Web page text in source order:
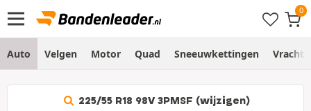
Auto Velgen Motor Quad Sneeuwkettingen
225/55 R18 98V 3PMSF (wijzigen)